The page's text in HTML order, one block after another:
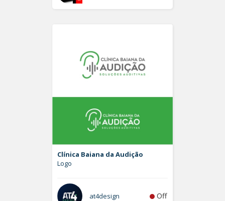
Clínica Baiana da Audição
Logo
at4design Off